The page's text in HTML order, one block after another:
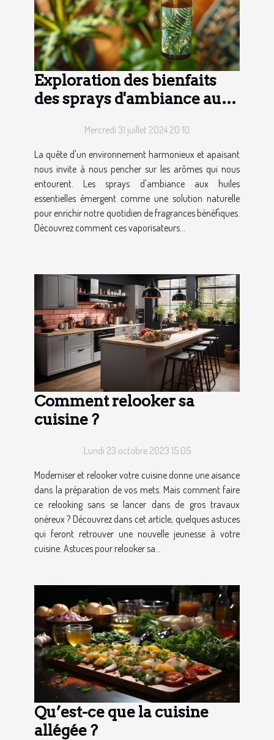
Exploration des bienfaits
des sprays d'ambiance aux
Mercredi 31 juillet 2024 20:10
La quête d'un environnement harmonieux et apaisant
nous invite à nous pencher sur les arômes qui nous
entourent. Les sprays d'ambiance aux huiles
essentielles émergent comme une solution naturelle
pour enrichir notre quotidien de fragrances bénéfiques.
Découvrez comment ces vaporisateurs...
Comment relooker sa
cuisine ?
Lundi 23 octobre 2023 15:05
Moderniser et relooker votre cuisine donne une aisance
dans la préparation de vos mets. Mais comment faire
ce relooking sans se lancer dans de gros travaux
onéreux ? Découvrez dans cet article, quelques astuces
qui feront retrouver une nouvelle jeunesse à votre
cuisine. Astuces pour relooker sa...
Qu’est-ce que la cuisine
allégée ?